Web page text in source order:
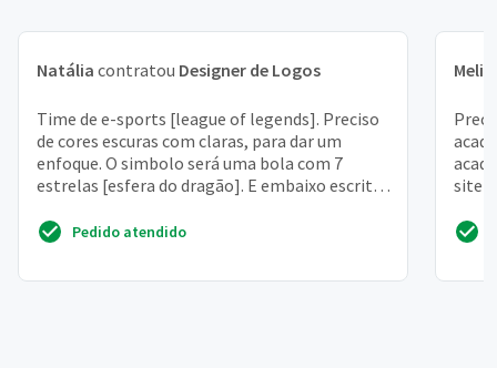
Natália contratou Designer de Logos
Time de e-sports [league of legends]. Preciso
de cores escuras com claras, para dar um
enfoque. O simbolo será uma bola com 7
estrelas [esfera do dragão]. E embaixo escrito
Pedido atendido
site